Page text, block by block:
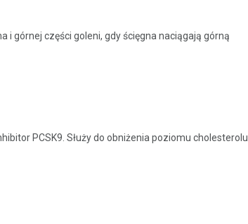
i górnej części goleni, gdy ścięgna naciągają górną
PCSK9. Służy do obniżenia poziomu cholesterolu